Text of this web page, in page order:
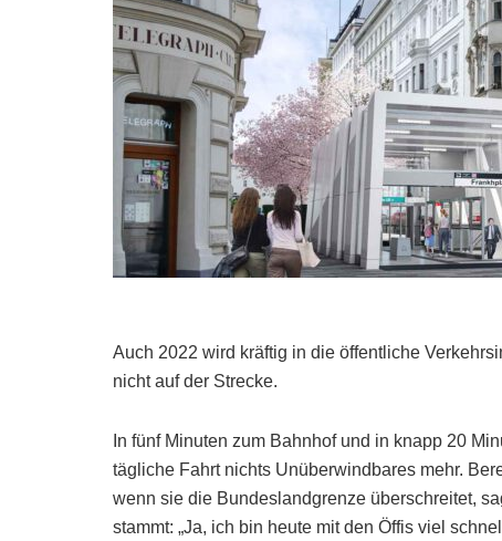
Auch 2022 wird kräftig in die öffentliche
nicht auf der Strecke.
In fünf Minuten zum Bahnhof und in knapp 20
tägliche Fahrt nichts Unüberwindbares mehr.
wenn sie die Bundeslandgrenze überschreitet,
stammt: „Ja, ich bin heute mit den Öffis viel